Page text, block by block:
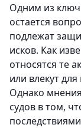
Одним из
остается
подлежат
исков. Как
относятся те
или влекут
Однако
судов в том,